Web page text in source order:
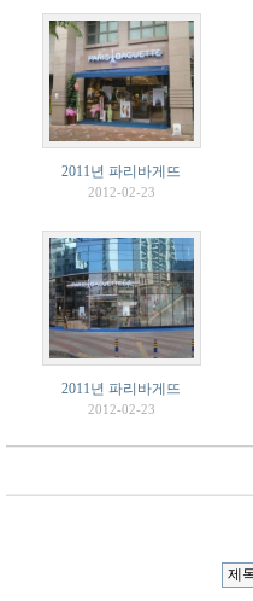
2011년 파리바게뜨
2012-02-23
2011년 파리바게뜨
2012-02-23